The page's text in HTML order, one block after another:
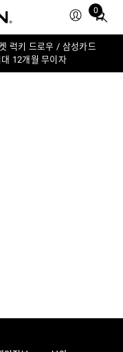
0
Total
in
럭키 드로우 / 삼성카드
12개월 무이자